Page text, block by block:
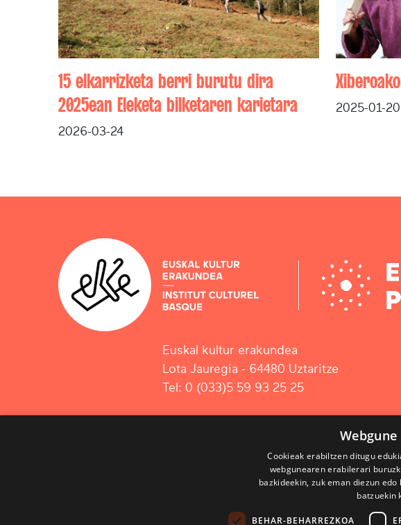
15 elkarrizketa berri burutu dira
2025ean Eleketa bilketaren karietara
2026-03-24
2025-01-20
Euskal kultur erakundea
Lota Jauregia - 64480 Uztaritze
Tel: 0 (033)5 59 93 25 25
Cookieak erabiltzen ditugu
webgunearen erabilerari
bazkideekin, zuk eman diezun
batzuekin
BEHAR-BEHARREZKOA